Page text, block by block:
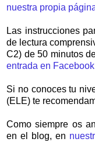
nuestra propia
Las instrucciones
de lectura
C2) de 50 minutos
entrada en Facebook
Si no conoces tu
(ELE) te
Como siempre os
en el blog, en